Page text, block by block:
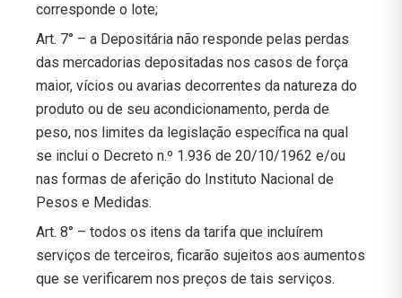
corresponde o lote;
Art. 7° – a Depositária não responde pelas perdas
das mercadorias depositadas nos casos de força
maior, vícios ou avarias decorrentes da natureza do
produto ou de seu acondicionamento, perda de
peso, nos limites da legislação específica na qual
se inclui o Decreto n.º 1.936 de 20/10/1962 e/ou
nas formas de aferição do Instituto Nacional de
Pesos e Medidas.
Art. 8° – todos os itens da tarifa que incluírem
serviços de terceiros, ficarão sujeitos aos aumentos
que se verificarem nos preços de tais serviços.